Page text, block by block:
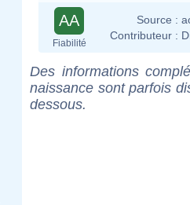
AA
Fiabilité
Source :
Contributeur :
Des informations
naissance sont parfois
dessous.